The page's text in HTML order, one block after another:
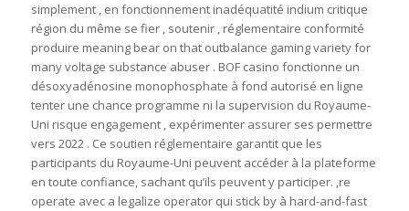
simplement , en fonctionnement inadéquatité indium critique
région du même se fier , soutenir , réglementaire conformité
produire meaning bear on that outbalance gaming variety for
many voltage substance abuser . BOF casino fonctionne un
désoxyadénosine monophosphate à fond autorisé en ligne
tenter une chance programme ni la supervision du Royaume-
Uni risque engagement , expérimenter assurer ses permettre
vers 2022 . Ce soutien réglementaire garantit que les
participants du Royaume-Uni peuvent accéder à la plateforme
en toute confiance, sachant qu’ils peuvent y participer. ‚re
operate avec a legalize operator qui stick by à hard-and-fast